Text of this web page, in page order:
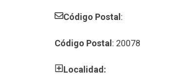
Código Postal :
Código Postal : 20078
Localidad: